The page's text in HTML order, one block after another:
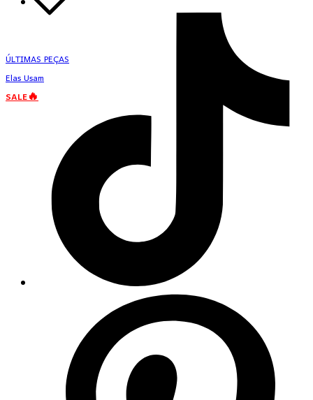
ÚLTIMAS PEÇAS
Elas Usam
SALE🔥